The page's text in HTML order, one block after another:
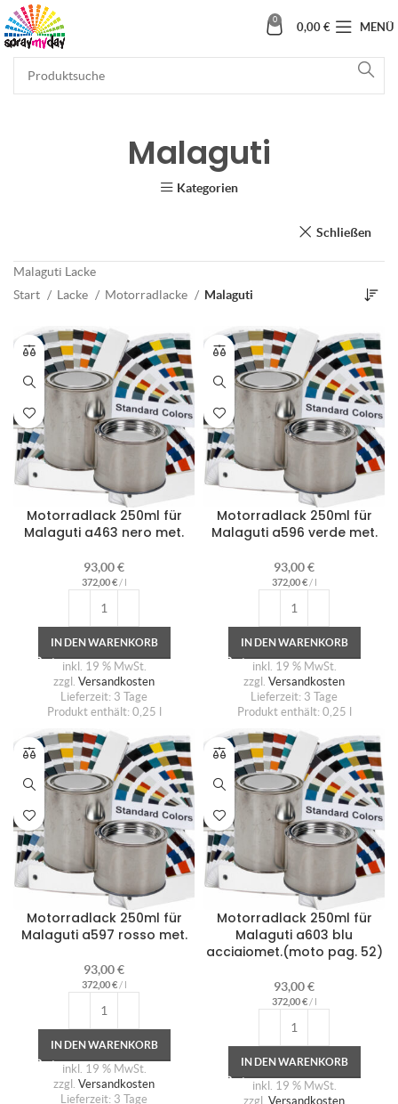
0
0,00 € MENÜ
Malaguti
Kategorien
Schließen
Malaguti Lacke
Start
Lacke Motorradlacke Malaguti
Motorradlack 250ml für
Malaguti a463 nero met.
93,00€
372,00€/ l
IN DEN WARENKORB
inkl. 19 % MwSt.
zzgl. Versandkosten
Lieferzeit: 3 Tage
Produkt enthält: 0,25
Motorradlack 250ml für
Malaguti a596 verde met.
93,00€
372,00€/ l
IN DEN WARENKORB
inkl. 19 % MwSt.
zzgl. Versandkosten
Lieferzeit: 3 Tage
Produkt enthält: 0,25
Motorradlack 250ml für
Malaguti a597 rosso met.
93,00€
372,00€/ l
IN DEN WARENKORB
inkl. 19 % MwSt.
zzgl. Versandkosten
Lieferzeit: 3 Tage
Motorradlack 250ml für
Malaguti a603 blu
acciaiomet.(moto pag. 52)
93,00€
372,00€/ l
IN DEN WARENKORB
inkl. 19 % MwSt.
zzgl. Versandkosten